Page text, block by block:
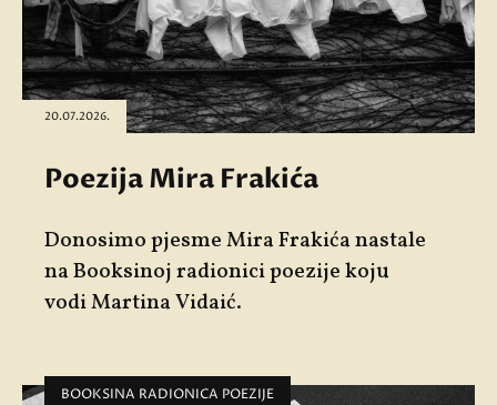
20.07.2026.
Poezija Mira Frakića
Donosimo pjesmeMira Frakićanastale
na Booksinoj radionici poezije koju
vodiMartina Vidaić.
BOOKSINA RADIONICA POEZIJE